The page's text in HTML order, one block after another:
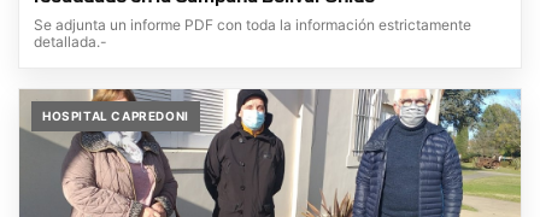
Se adjunta un informe PDF con toda la información estrictamente
detallada.-
HOSPITAL CAPREDONI